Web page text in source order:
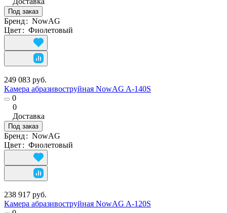
Под заказ
Бренд: NowAG
Цвет: Фиолетовый
249 083 руб.
Камера абразивоструйная NowAG A-140S
0
0
Доставка
Под заказ
Бренд: NowAG
Цвет: Фиолетовый
238 917 руб.
Камера абразивоструйная NowAG A-120S